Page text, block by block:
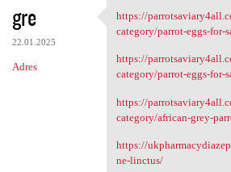
gre
22.01.2025
Adres
https://
https://
category/parrot-eggs-for-
https://
category/parrot-eggs-for-
https://
category/african-grey-
https://
ne-linctus/